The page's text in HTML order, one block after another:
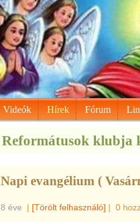
Videók Hírek Fórum
Reformátusok klubja
Napi evangélium (
8 éve | [Törölt felhasználó] | 0